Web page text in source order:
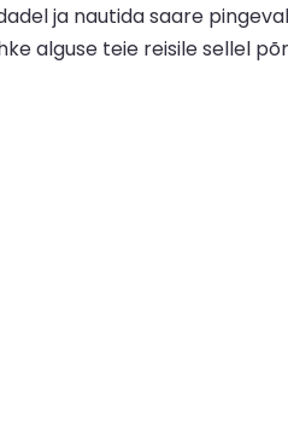
ja nautida saare
alguse teie reisile sellel